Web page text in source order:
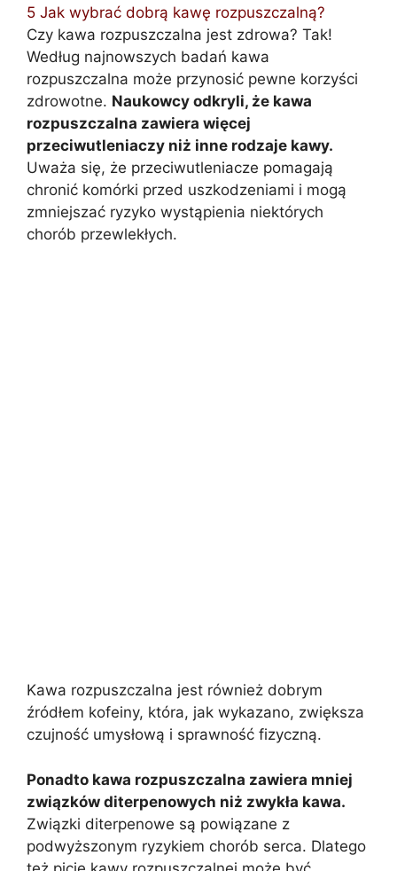
5 Jak wybrać dobrą kawę rozpuszczalną?
Czy kawa rozpuszczalna jest zdrowa? Tak!
Według najnowszych badań kawa
rozpuszczalna może przynosić pewne korzyści
zdrowotne. Naukowcy odkryli, że kawa
rozpuszczalna zawiera więcej
przeciwutleniaczy niż inne rodzaje kawy.
Uważa się, że przeciwutleniacze pomagają
chronić komórki przed uszkodzeniami i mogą
zmniejszać ryzyko wystąpienia niektórych
chorób przewlekłych.
Kawa rozpuszczalna jest również dobrym
źródłem kofeiny, która, jak wykazano, zwiększa
czujność umysłową i sprawność fizyczną.
Ponadto kawa rozpuszczalna zawiera mniej
związków diterpenowych niż zwykła kawa.
Związki diterpenowe są powiązane z
podwyższonym ryzykiem chorób serca. Dlatego